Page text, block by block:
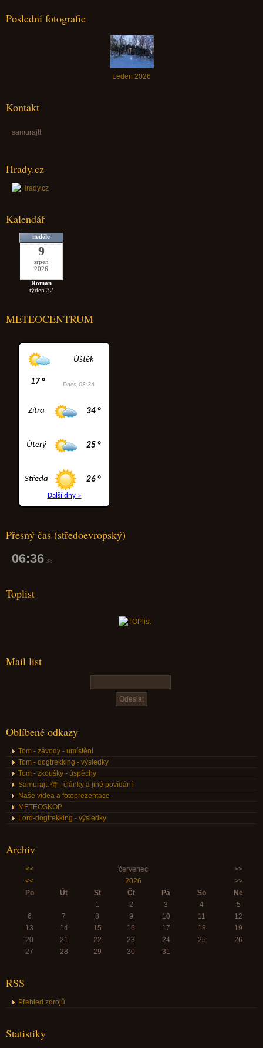
Poslední fotografie
Leden 2026
Kontakt
samurajtt
Hrady.cz
Kalendář
neděle
9
srpen
2026
Roman
týden 32
METEOCENTRUM
Přesný čas (středoevropský)
06:36 39
Toplist
Mail list
Oblíbené odkazy
Tom - závody - umístění
Tom - dogtrekking - výsledky
Tom - zkoušky - úspěchy
Samurajtt 侍 - články a jiné povídání
Naše videa a fotoprezentace
METEOSKOP
Lord-dogtrekking - výsledky
Archiv
<< červenec
>>
<<
2026
>>
Po
Út St Čt Pá So
Ne
1
2 3 4
5
6
7 8 9 10 11
12
13
14 15 16 17 18
19
20
21 22 23 24 25
26
27
28 29 30 31
RSS
Přehled zdrojů
Statistiky